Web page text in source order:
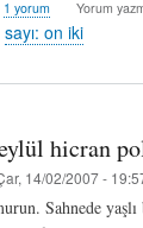
1 yorum Yorum
sayı: on iki
hicran
14/02/2007 -
Sahnede yaşlı